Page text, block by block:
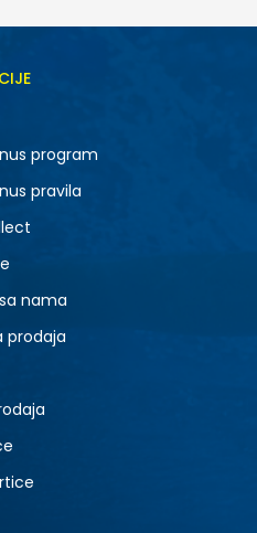
program
pravila
nama
prodaja